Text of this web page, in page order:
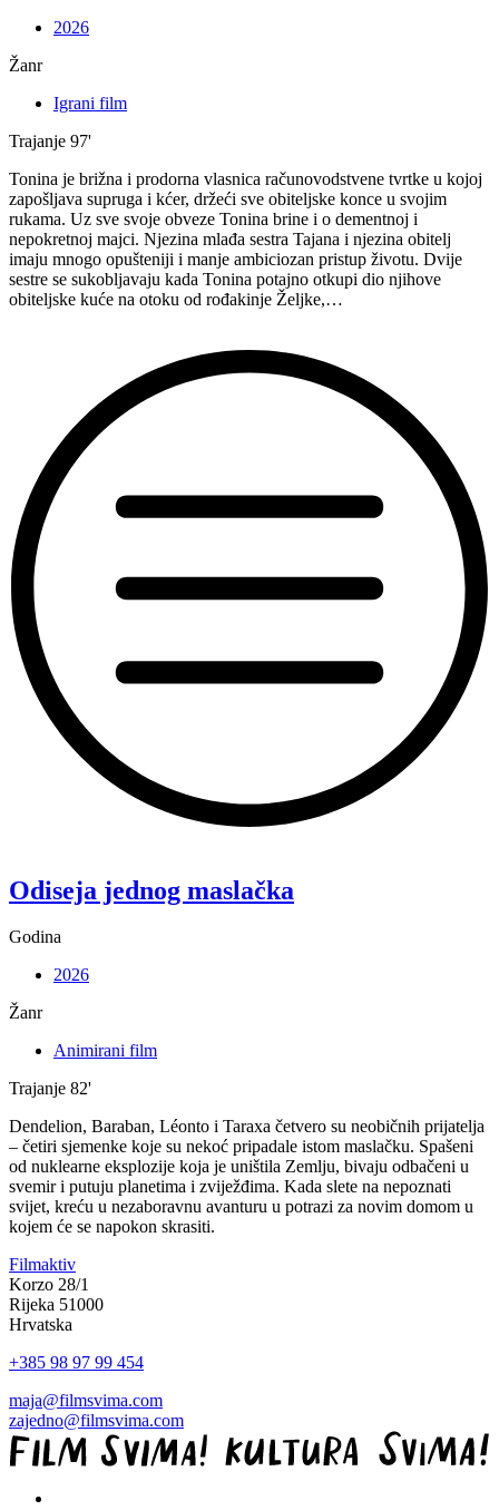
2026
Žanr
Igrani film
Trajanje 97'
Tonina je brižna i prodorna vlasnica računovodstvene tvrtke u kojoj
zapošljava supruga i kćer, držeći sve obiteljske konce u svojim
rukama. Uz sve svoje obveze Tonina brine i o dementnoj i
nepokretnoj majci. Njezina mlađa sestra Tajana i njezina obitelj
imaju mnogo opušteniji i manje ambiciozan pristup životu. Dvije
sestre se sukobljavaju kada Tonina potajno otkupi dio njihove
obiteljske kuće na otoku od rođakinje Željke,…
Odiseja jednog maslačka
Godina
2026
Žanr
Animirani film
Trajanje 82'
Dendelion, Baraban, Léonto i Taraxa četvero su neobičnih prijatelja
– četiri sjemenke koje su nekoć pripadale istom maslačku. Spašeni
od nuklearne eksplozije koja je uništila Zemlju, bivaju odbačeni u
svemir i putuju planetima i zviježđima. Kada slete na nepoznati
svijet, kreću u nezaboravnu avanturu u potrazi za novim domom u
kojem će se napokon skrasiti.
Filmaktiv
Korzo 28/1
Rijeka 51000
Hrvatska
+385 98 97 99 454
maja@filmsvima.com
zajedno@filmsvima.com